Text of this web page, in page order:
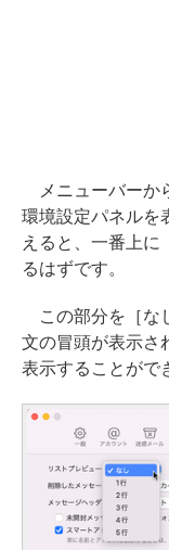
メニューバーか
環境設定パネルを
えると、一番上に
るはずです。
この部分を［な
文の冒頭が表示さ
表示することがで